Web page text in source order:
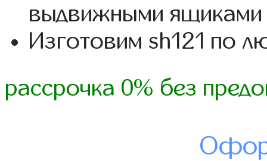
выдвижными ящиками
Изготовим sh121 по
рассрочка 0% без